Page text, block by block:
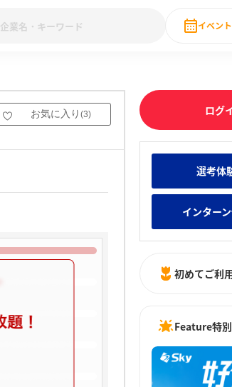
みんなの新卒就職人気企業ランキング
業特集 28卒 IT・DX現場社員インタビュー
イベント
お気に入り (3) ログ
選考体
インター
初めてご利
Feature特